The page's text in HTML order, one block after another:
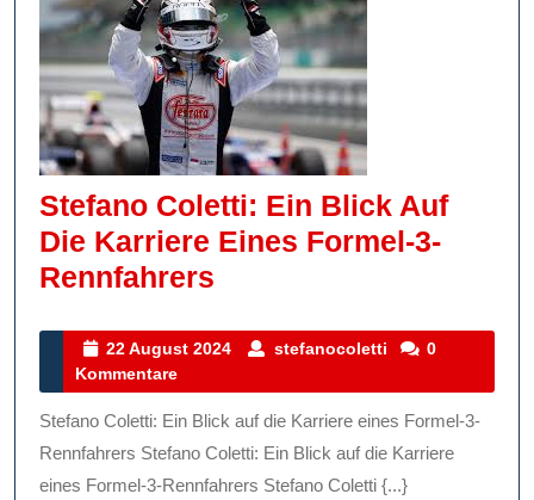
Stefano Coletti: Ein Blick Auf
Die Karriere Eines Formel-3-
Rennfahrers
Ein
Auf
Die
Karriere
22 August 2024
22
2024
stefanocoletti stefanocoletti
0
Kommentare
Stefano Coletti: Ein Blick auf die Karriere eines Formel-3-
Rennfahrers Stefano Coletti: Ein Blick auf die Karriere
eines Formel-3-Rennfahrers Stefano Coletti {...}